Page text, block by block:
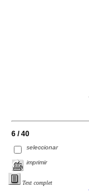
6 / 40
seleccionar
imprimir
Text complet